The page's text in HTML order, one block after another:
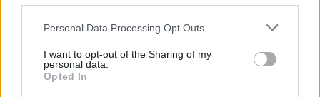
Personal Data Processing Opt Outs
I want to opt-out of the Sharing of my
personal data.
Opted In